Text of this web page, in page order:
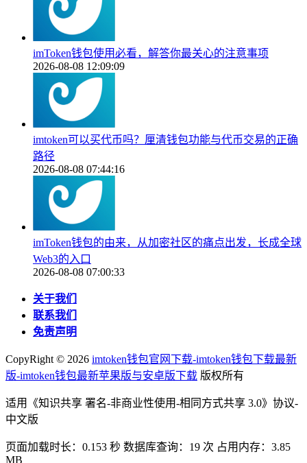
imToken钱包使用必看，解答你最关心的注意事项
2026-08-08 12:09:09
imtoken可以买代币吗？厘清钱包功能与代币交易的正确
路径
2026-08-08 07:44:16
imToken钱包的由来，从加密社区的痛点出发，长成全球
Web3的入口
2026-08-08 07:00:33
关于我们
联系我们
免责声明
CopyRight © 2026 imtoken钱包官网下载-imtoken钱包下载最新
版-imtoken钱包最新苹果版与安卓版下载 版权所有
适用《知识共享 署名-非商业性使用-相同方式共享 3.0》协议-
中文版
页面加载时长：0.153 秒 数据库查询：19 次 占用内存：3.85
MB